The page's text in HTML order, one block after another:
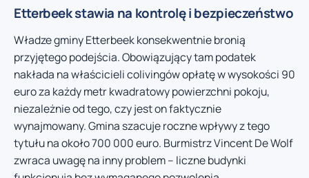
Etterbeek stawia na kontrolę i bezpieczeństwo
Władze gminy Etterbeek konsekwentnie bronią
przyjętego podejścia. Obowiązujący tam podatek
nakłada na właścicieli colivingów opłatę w wysokości 90
euro za każdy metr kwadratowy powierzchni pokoju,
niezależnie od tego, czy jest on faktycznie
wynajmowany. Gmina szacuje roczne wpływy z tego
tytułu na około 700 000 euro. Burmistrz Vincent De Wolf
zwraca uwagę na inny problem – liczne budynki